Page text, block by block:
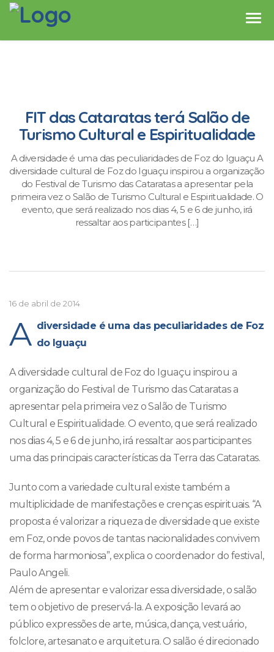
FIT das Cataratas terá Salão de
Turismo Cultural e Espiritualidade
A diversidade é uma das peculiaridades de Foz do Iguaçu A
diversidade cultural de Foz do Iguaçu inspirou a organização
do Festival de Turismo das Cataratas a apresentar pela
primeira vez o Salão de Turismo Cultural e Espiritualidade. O
evento, que será realizado nos dias 4, 5 e 6 de junho, irá
ressaltar aos participantes […]
16 de abril de 2014
A diversidade é uma das peculiaridades de Foz
do Iguaçu
A diversidade cultural de Foz do Iguaçu inspirou a
organização do Festival de Turismo das Cataratas a
apresentar pela primeira vez o Salão de Turismo
Cultural e Espiritualidade. O evento, que será realizado
nos dias 4, 5 e 6 de junho, irá ressaltar aos participantes
uma das principais características da Terra das Cataratas.
Junto com a variedade cultural existe também a
multiplicidade de manifestações e crenças espirituais. “A
proposta é valorizar a riqueza de diversidade que existe
em Foz, onde povos de tantas nacionalidades convivem
de forma harmoniosa”, explica o coordenador do festival,
Paulo Angeli.
Além de apresentar e valorizar essa diversidade, o salão
tem o objetivo de preservá-la. A exposição levará ao
público expressões de arte, música, dança, vestuário,
folclore, artesanato e arquitetura. O salão é direcionado